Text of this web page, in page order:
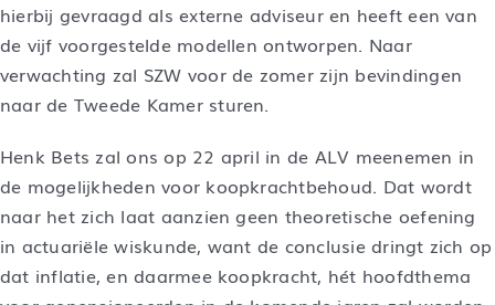
hierbij gevraagd als externe adviseur en heeft een van
de vijf voorgestelde modellen ontworpen. Naar
verwachting zal SZW voor de zomer zijn bevindingen
naar de Tweede Kamer sturen.
Henk Bets zal ons op 22 april in de ALV meenemen in
de mogelijkheden voor koopkrachtbehoud. Dat wordt
naar het zich laat aanzien geen theoretische oefening
in actuariële wiskunde, want de conclusie dringt zich op
dat inflatie, en daarmee koopkracht, hét hoofdthema